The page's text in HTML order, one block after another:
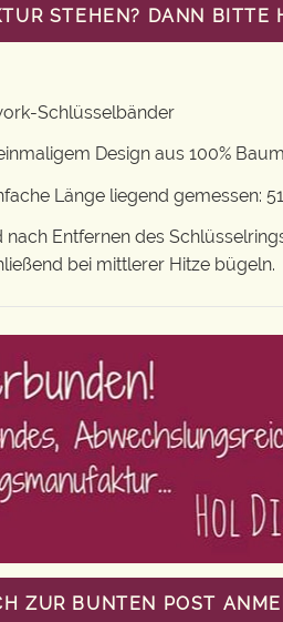
STEHEN? DANN BITTE
Schlüsselbänder
Design aus 100%
Länge liegend gemessen:
Entfernen des
bei mittlerer Hitze bügeln.
ZUR BUNTEN POST